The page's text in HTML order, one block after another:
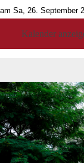
am Sa, 26. September
Kalender